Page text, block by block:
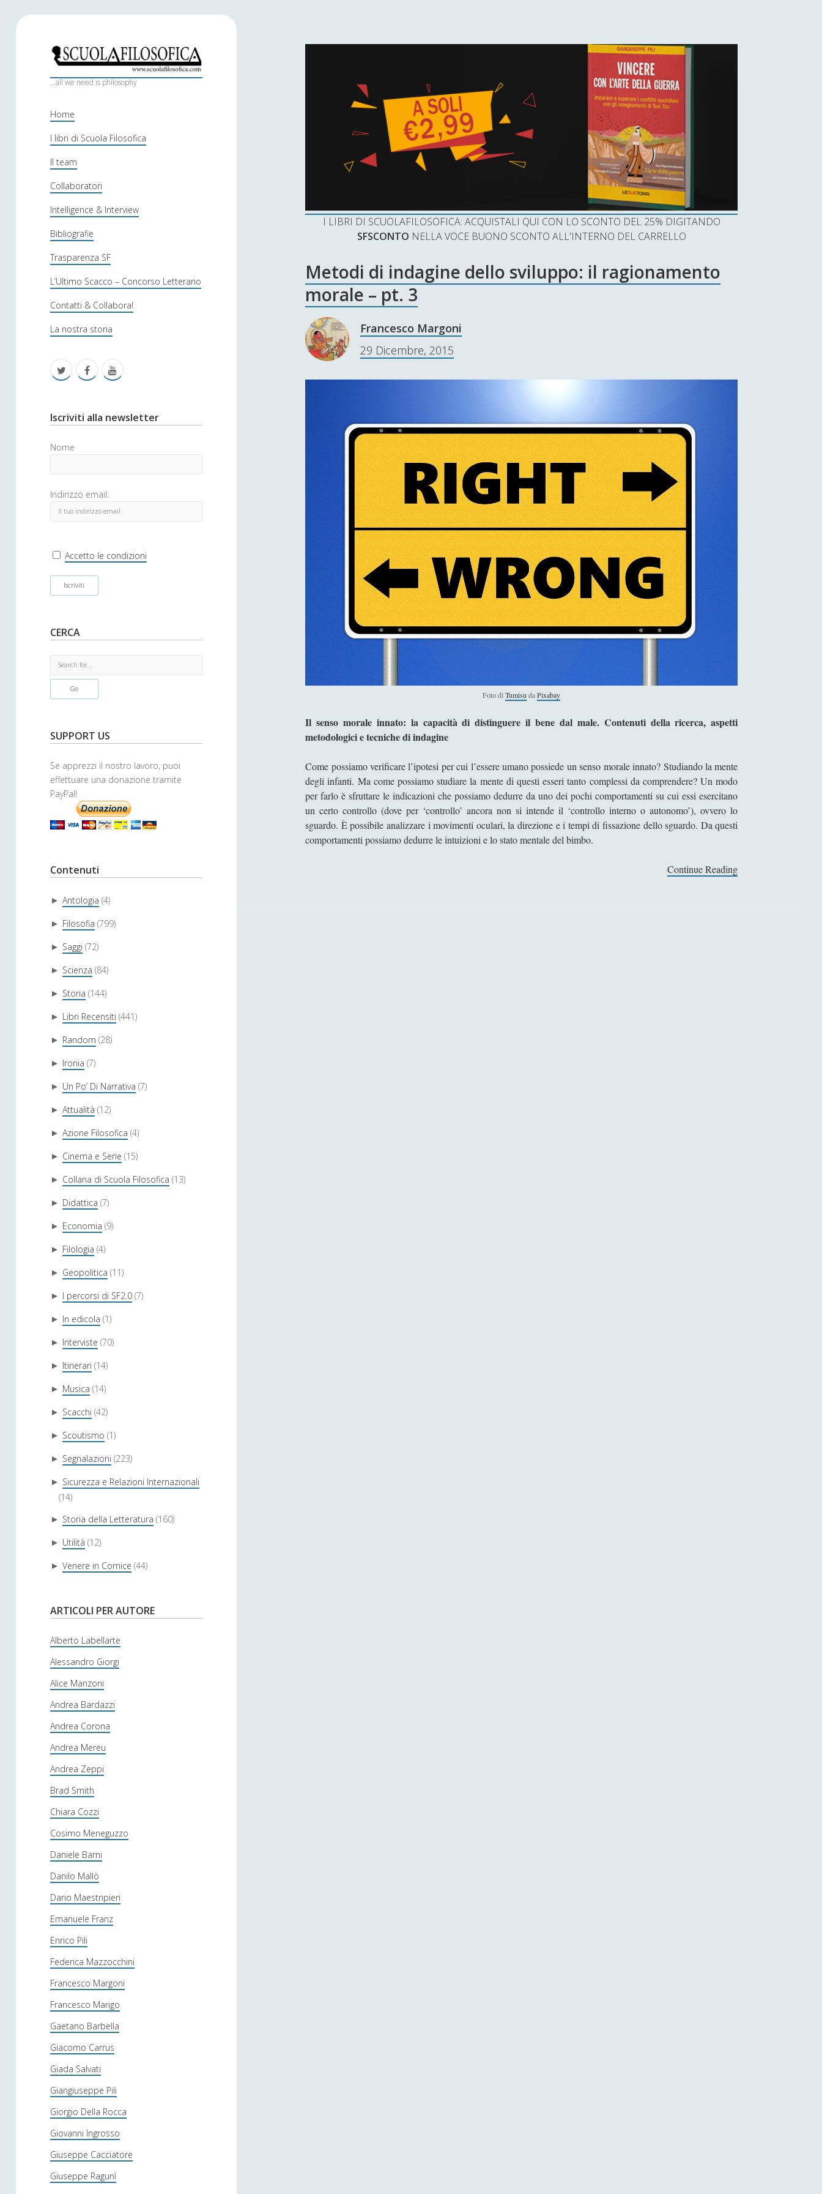
S
c
o
l
a
f
i
l
o
s
o
f
c
...all we need is philosophy
Home
I libri di Scuola Filosofica
Il team
Collaboratori
Intelligence & Interview
Bibliografie
Trasparenza SF
L’Ultimo Scacco – Concorso Letterario
Contatti & Collabora!
La nostra storia
i
t
r
f
c
b
o
k
u
u
e
S
i
e
b
r
Iscriviti alla newsletter
Nome
Indirizzo email:
Accetto le condizioni
CERCA
e
h
SUPPORT US
Se apprezzi il nostro lavoro, puoi
effettuare una donazione tramite
PayPal!
Contenuti
► Antologia (4)
► Filosofia (799)
► Saggi (72)
► Scienza (84)
► Storia (144)
► Libri Recensiti (441)
► Random (28)
► Ironia (7)
► Un Po’ Di Narrativa (7)
► Attualità (12)
► Azione Filosofica (4)
► Cinema e Serie (15)
► Collana di Scuola Filosofica (13)
► Didattica (7)
► Economia (9)
► Filologia (4)
► Geopolitica (11)
► I percorsi di SF2.0 (7)
► In edicola (1)
► Interviste (70)
► Itinerari (14)
► Musica (14)
► Scacchi (42)
► Scoutismo (1)
► Segnalazioni (223)
► Sicurezza e Relazioni Internazionali
(14)
► Storia della Letteratura (160)
► Utilità (12)
► Venere in Cornice (44)
ARTICOLI PER AUTORE
Alberto Labellarte
Alessandro Giorgi
Alice Manzoni
Andrea Bardazzi
Andrea Corona
Andrea Mereu
Andrea Zeppi
Brad Smith
Chiara Cozzi
Cosimo Meneguzzo
Daniele Barni
Danilo Mallò
Dario Maestripieri
Emanuele Franz
Enrico Pili
Federica Mazzocchini
Francesco Margoni
Francesco Marigo
Gaetano Barbella
Giacomo Carrus
Giada Salvati
Giangiuseppe Pili
Giorgio Della Rocca
Giovanni Ingrosso
Giuseppe Cacciatore
Giuseppe Ragunì
I LIBRI DI SCUOLAFILOSOFICA: ACQUISTALI QUI CON LO SCONTO DEL 25% DIGITANDO
SFSCONTO NELLA VOCE BUONO SCONTO ALL'INTERNO DEL CARRELLO
Metodi di indagine dello sviluppo: il ragionamento
morale – pt. 3
Francesco Margoni
29 Dicembre, 2015
Foto diTumisu daPixabay
Il senso morale innato: la capacità di distinguere il bene dal male. Contenuti della ricerca, aspetti
metodologici e tecniche di indagine
Come possiamo verificare l’ipotesi per cui l’essere umano possiede un senso morale innato? Studiando la mente
degli infanti. Ma come possiamo studiare la mente di questi esseri tanto complessi da comprendere? Un modo
per farlo è sfruttare le indicazioni che possiamo dedurre da uno dei pochi comportamenti su cui essi esercitano
un certo controllo (dove per ‘controllo’ ancora non si intende il ‘controllo interno o autonomo’), ovvero lo
sguardo. È possibile analizzare i movimenti oculari, la direzione e i tempi di fissazione dello sguardo. Da questi
comportamenti possiamo dedurre le intuizioni e lo stato mentale del bimbo.
Continue Reading